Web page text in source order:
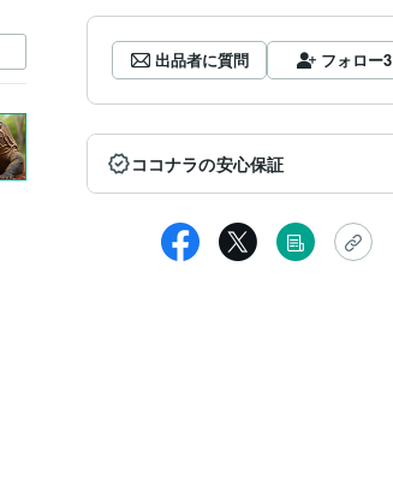
出品者に質問 フォロー3
ココナラの安心保証